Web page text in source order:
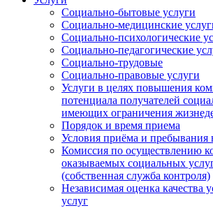
Социально-бытовые услуги
Социально-медицинские
Социально-психологические
Социально-педагогические
Социально-трудовые
Социально-правовые услуги
Услуги в целях повышения
потенциала получателей
имеющих ограничения
Порядок и время приема
Условия приёма и пребывания
Комиссия по осуществлению
оказываемых социальных
(собственная служба контроля)
Независимая оценка качества
услуг